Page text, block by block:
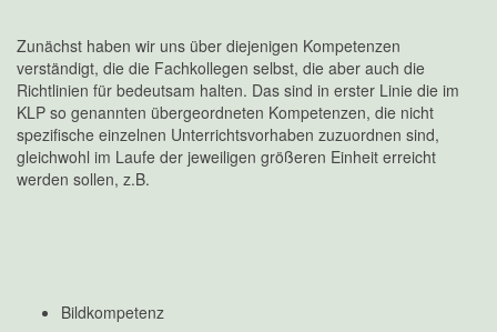
Zunächst haben wir uns über diejenigen Kompetenzen
verständigt, die die Fachkollegen selbst, die aber auch die
Richtlinien für bedeutsam halten. Das sind in erster Linie die im
KLP so genannten übergeordneten Kompetenzen, die nicht
spezifische einzelnen Unterrichtsvorhaben zuzuordnen sind,
gleichwohl im Laufe der jeweiligen größeren Einheit erreicht
werden sollen, z.B.
Bildkompetenz